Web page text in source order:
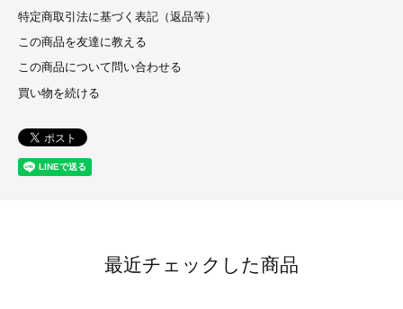
特定商取引法に基づく表記（返品等）
この商品を友達に教える
この商品について問い合わせる
買い物を続ける
最近チェックした商品